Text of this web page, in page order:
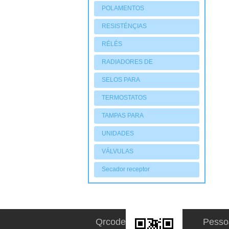
POLAMENTOS
RESISTÉNÇIAS
RÉLÉS
RADIADORES DE
AQUECIMENTO
SELOS PARA
COMPRESSORES
TERMOSTATOS
TAMPAS PARA
COMPRESSORES
UNIDADES
CONDENSADORAS
VÁLVULAS
Secador receptor
Qrcode